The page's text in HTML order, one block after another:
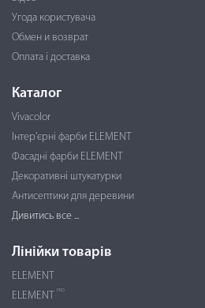
Угода користувача
Обмен и возврат
Оплата і доставка
Каталог
Vivacolor
Інтер'єрні фарби ELEMENT
Фасадні фарби ELEMENT
Декоративні штукатурки
Антисептики для деревини
Дивитись все ...
Лінійки товарів
ELEMENT
ELEMENT
PRO